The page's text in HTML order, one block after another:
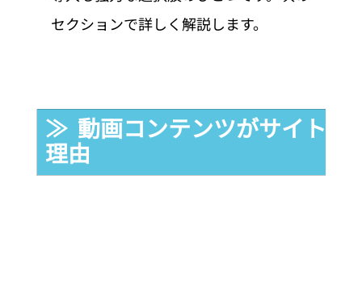
セクションで詳しく解説します。
≫  動画コンテンツがサイトリ
理由